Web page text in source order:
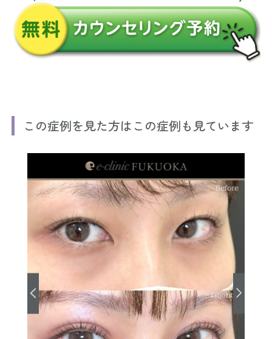
この症例を見た方はこの症例も見ています